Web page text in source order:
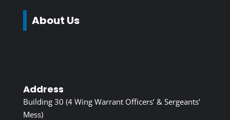
About Us
Address
Building 30 (4 Wing Warrant Officers’ & Sergeants’
Mess)